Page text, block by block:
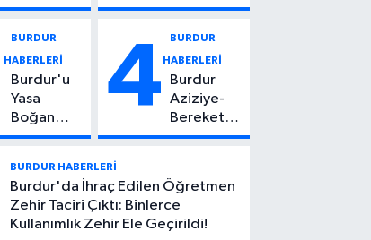
Çocuktan
Haber!
Yaşındaki
Kaybetti
BURDUR
HABERLERİ
Burdur'u
Yasa
Boğan
Ölüm:
Can Atıcı
Genç
Yaşta
Yaşamını
4 BURDUR
HABERLERİ
Burdur
Aziziye-
Bereket
Köyü
Feci Kaza:
1 Ölü, 2
Yaralı
BURDUR HABERLERİ
Burdur'da İhraç Edilen Öğretmen
Zehir Taciri Çıktı: Binlerce
Kullanımlık Zehir Ele Geçirildi!